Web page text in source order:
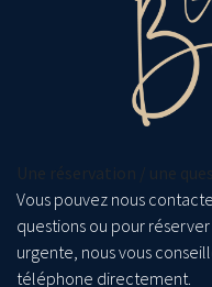
Vous pouvez nous
questions ou pour
urgente, nous vous
téléphone directement.